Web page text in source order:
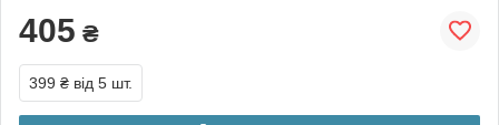
405 ₴
399 ₴ від 5 шт.